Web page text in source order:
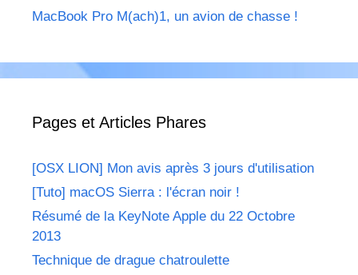
MacBook Pro M(ach)1, un avion de chasse !
Pages et Articles Phares
[OSX LION] Mon avis après 3 jours d'utilisation
[Tuto] macOS Sierra : l'écran noir !
Résumé de la KeyNote Apple du 22 Octobre
2013
Technique de drague chatroulette